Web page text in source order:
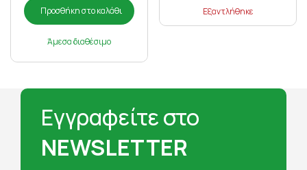
Προσθήκη στο καλάθι
Άμεσα διαθέσιμο
Εξαντλήθηκε
Εγγραφείτε στο
NEWSLETTER